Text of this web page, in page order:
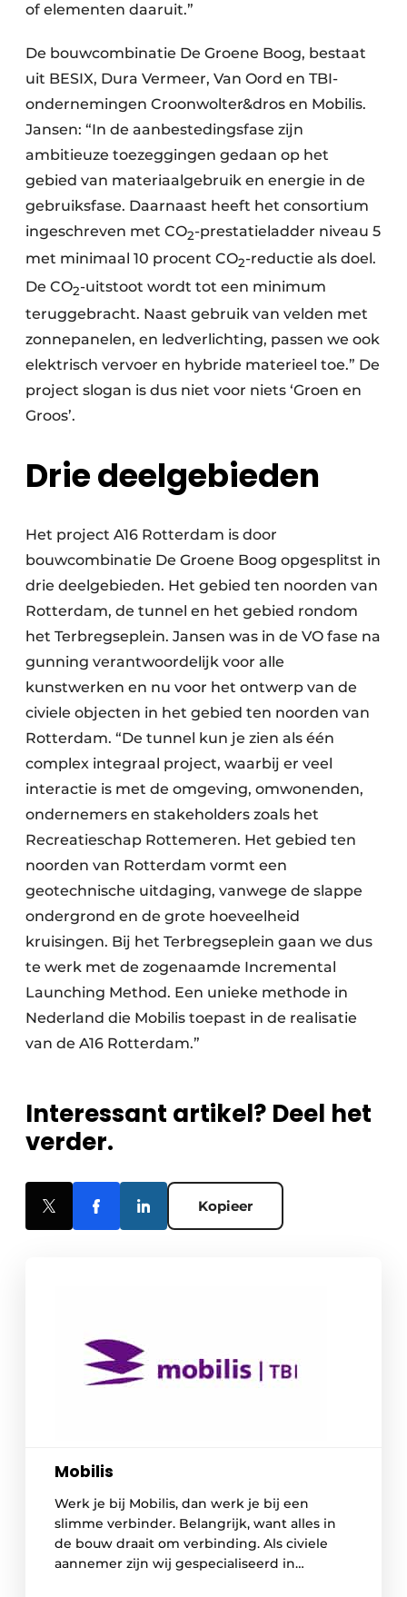
of elementen daaruit.”
De bouwcombinatie De Groene Boog, bestaat
uit BESIX, Dura Vermeer, Van Oord en TBI-
ondernemingen Croonwolter&dros en Mobilis.
Jansen: “In de aanbestedingsfase zijn
ambitieuze toezeggingen gedaan op het
gebied van materiaalgebruik en energie in de
gebruiksfase. Daarnaast heeft het consortium
ingeschreven met CO2-prestatieladder niveau 5
met minimaal 10 procent CO2-reductie als doel.
De CO2-uitstoot wordt tot een minimum
teruggebracht. Naast gebruik van velden met
zonnepanelen, en ledverlichting, passen we ook
elektrisch vervoer en hybride materieel toe.” De
project slogan is dus niet voor niets ‘Groen en
Groos’.
Drie deelgebieden
Het project A16 Rotterdam is door
bouwcombinatie De Groene Boog opgesplitst in
drie deelgebieden. Het gebied ten noorden van
Rotterdam, de tunnel en het gebied rondom
het Terbregseplein. Jansen was in de VO fase na
gunning verantwoordelijk voor alle
kunstwerken en nu voor het ontwerp van de
civiele objecten in het gebied ten noorden van
Rotterdam. “De tunnel kun je zien als één
complex integraal project, waarbij er veel
interactie is met de omgeving, omwonenden,
ondernemers en stakeholders zoals het
Recreatieschap Rottemeren. Het gebied ten
noorden van Rotterdam vormt een
geotechnische uitdaging, vanwege de slappe
ondergrond en de grote hoeveelheid
kruisingen. Bij het Terbregseplein gaan we dus
te werk met de zogenaamde Incremental
Launching Method. Een unieke methode in
Nederland die Mobilis toepast in de realisatie
van de A16 Rotterdam.”
Interessant artikel? Deel het
verder.
Kopieer
Mobilis
Werk je bij Mobilis, dan werk je bij een
slimme verbinder. Belangrijk, want alles in
de bouw draait om verbinding. Als civiele
aannemer zijn wij gespecialiseerd in